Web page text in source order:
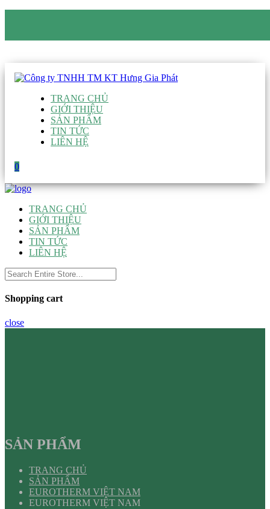
TRANG CHỦ
GIỚI THIỆU
SẢN PHẨM
TIN TỨC
LIÊN HỆ
0
TRANG CHỦ
GIỚI THIỆU
SẢN PHẨM
TIN TỨC
LIÊN HỆ
Shopping cart
close
SẢN PHẨM
TRANG CHỦ
SẢN PHẨM
EUROTHERM VIỆT NAM
EUROTHERM VIỆT NAM